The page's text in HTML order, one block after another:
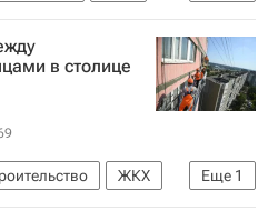
в столице
Еще 1
ЖКХ